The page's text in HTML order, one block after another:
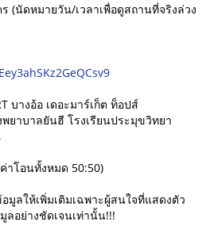
(นัดหมายวัน/เวลาเพื่อดูสถานที่จริงล่วง
บางอ้อ เดอะมาร์เก็ต ท็อปส์
ยาบาลยันฮี โรงเรียนประมุขวิทยา
าโอนทั้งหมด 50:50)
มูลให้เพิ่มเติมเฉพาะผู้สนใจที่แสดงตัว
อย่างชัดเจนเท่านั้น!!!